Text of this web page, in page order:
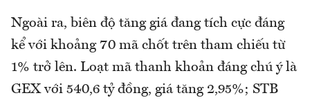
Ngoài ra, biên độ tăng giá đang tích cực đáng
kể với khoảng 70 mã chốt trên tham chiếu từ
1% trở lên. Loạt mã thanh khoản đáng chú ý là
GEX với 540,6 tỷ đồng, giá tăng 2,95%; STB